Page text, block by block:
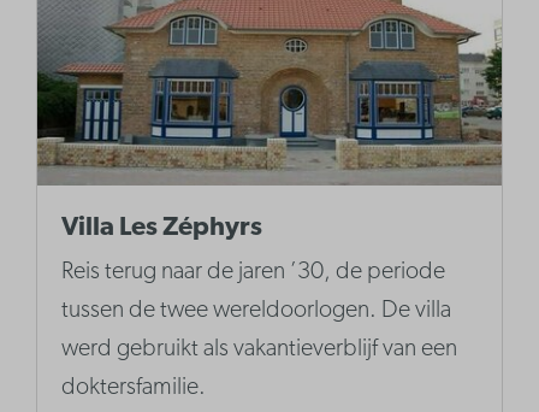
Villa Les Zéphyrs
Reis terug naar de jaren ’30, de periode
tussen de twee wereldoorlogen. De villa
werd gebruikt als vakantieverblijf van een
doktersfamilie.